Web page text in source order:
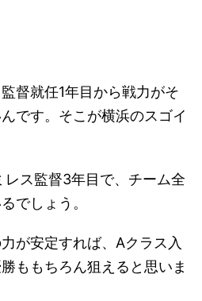
督就任1年目から戦力がそ
です。そこが横浜のスゴイ
ス監督3年目で、チーム全
でしょう。
が安定すれば、Aクラス入
ももちろん狙えると思いま